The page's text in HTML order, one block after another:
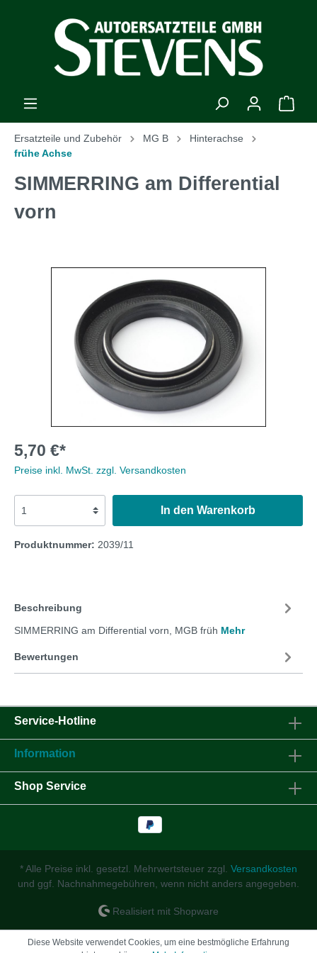
Ersatzteile und Zubehör MG B
Hinterachse
frühe Achse
SIMMERRING am Differential
vorn
5,70 €*
Preise inkl. MwSt. zzgl. Versandkosten
In den Warenkorb
Produktnummer: 2039/11
Beschreibung
SIMMERRING am Differential vorn, MGB früh Mehr
Bewertungen
Service-Hotline
Information
Shop Service
* Alle Preise inkl. gesetzl. Mehrwertsteuer zzgl. Versandkosten
und ggf. Nachnahmegebühren, wenn nicht anders angegeben.
Realisiert mit Shopware
Diese Website verwendet Cookies, um eine bestmögliche Erfahrung